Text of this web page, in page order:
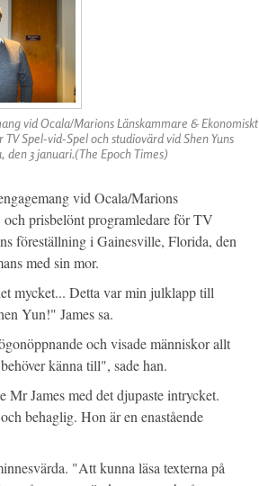
vid Ocala/Marions Länskammare & Ekonomiskt
Spel-vid-Spel och studiovärd vid Shen Yuns
3 januari.(The Epoch Times)
vid Ocala/Marions
prisbelönt programledare för TV
föreställning i Gainesville, Florida, den
med sin mor.
mycket... Detta var min julklapp till
Yun!" James sa.
och visade människor allt
känna till", sade han.
Mr James med det djupaste intrycket.
behaglig. Hon är en enastående
"Att kunna läsa texterna på